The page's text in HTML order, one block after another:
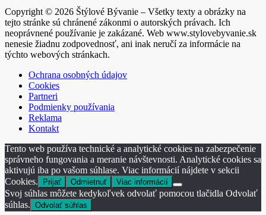
Copyright © 2026 Štýlové Bývanie – Všetky texty a obrázky na
tejto stránke sú chránené zákonmi o autorských právach. Ich
neoprávnené používanie je zakázané. Web www.stylovebyvanie.sk
nenesie žiadnu zodpovednosť, ani inak neručí za informácie na
týchto webových stránkach.
Ochrana osobných údajov
Cookies
Partneri
Podmienky používania
Reklama
Kontakt
Tento web používa technické a analytické cookies na zabezpečenie
správneho fungovania a meranie návštevnosti. Analytické cookies sa
aktivujú iba po vašom súhlase. Viac informácií nájdete v sekcii
Cookies.
Prijať Odmietnuť Viac informácií
Svoj súhlas môžete kedykoľvek odvolať pomocou tlačidla Odvolať
súhlas. Odvolať súhlas